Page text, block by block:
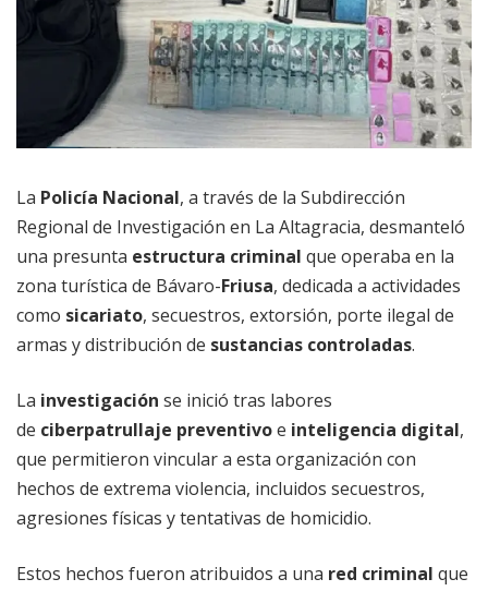
La Policía Nacional, a través de la Subdirección
Regional de Investigación en La Altagracia, desmanteló
una presunta estructura criminal que operaba en la
zona turística de Bávaro-Friusa, dedicada a actividades
como sicariato, secuestros, extorsión, porte ilegal de
armas y distribución de sustancias controladas.
La investigación se inició tras labores
de ciberpatrullaje preventivoe inteligencia digital,
que permitieron vincular a esta organización con
hechos de extrema violencia, incluidos secuestros,
agresiones físicas y tentativas de homicidio.
Estos hechos fueron atribuidos a una red criminal que